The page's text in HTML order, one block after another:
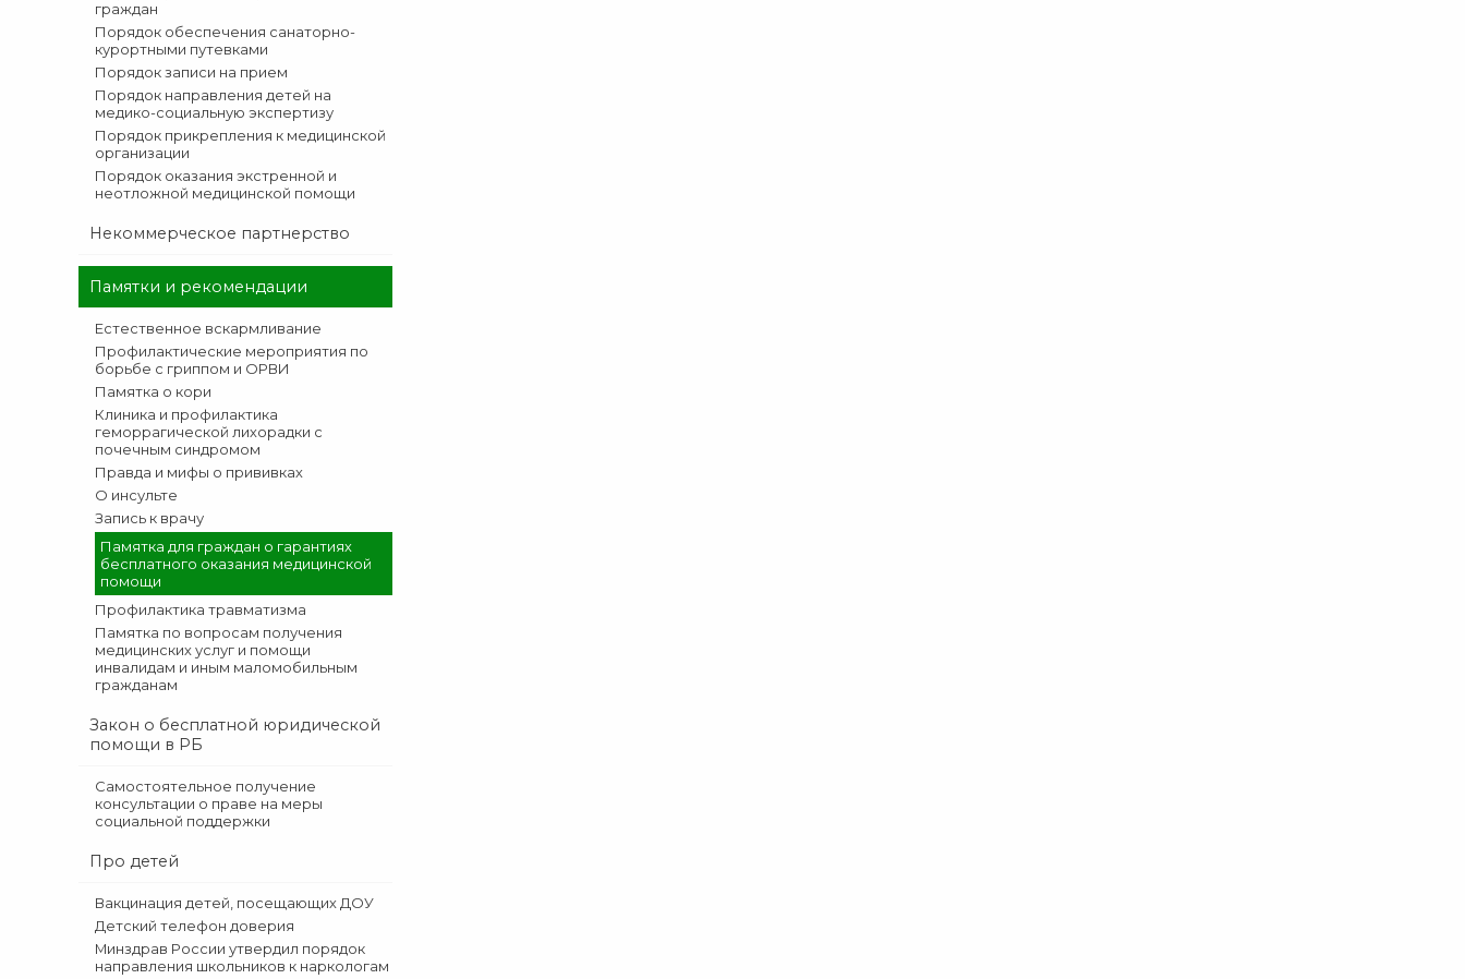
граждан
Порядок обеспечения санаторно-
курортными путевками
Порядок записи на прием
Порядок направления детей на
медико-социальную экспертизу
Порядок прикрепления к медицинской
организации
Порядок оказания экстренной и
неотложной медицинской помощи
Некоммерческое партнерство
Памятки и рекомендации
Естественное вскармливание
Профилактические мероприятия по
борьбе с гриппом и ОРВИ
Памятка о кори
Клиника и профилактика
геморрагической лихорадки с
почечным синдромом
Правда и мифы о прививках
О инсульте
Запись к врачу
Памятка для граждан о гарантиях
бесплатного оказания медицинской
помощи
Профилактика травматизма
Памятка по вопросам получения
медицинских услуг и помощи
инвалидам и иным маломобильным
гражданам
Закон о бесплатной юридической
помощи в РБ
Cамостоятельное получение
консультации о праве на меры
социальной поддержки
Про детей
Вакцинация детей, посещающих ДОУ
Детский телефон доверия
Минздрав России утвердил порядок
направления школьников к наркологам